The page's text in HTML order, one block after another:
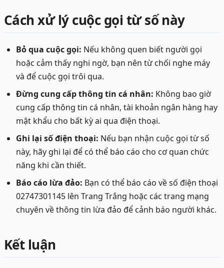
Cách xử lý cuộc gọi từ số này
Bỏ qua cuộc gọi: Nếu không quen biết người gọi
hoặc cảm thấy nghi ngờ, bạn nên từ chối nghe máy
và để cuộc gọi trôi qua.
Đừng cung cấp thông tin cá nhân: Không bao giờ
cung cấp thông tin cá nhân, tài khoản ngân hàng hay
mật khẩu cho bất kỳ ai qua điện thoại.
Ghi lại số điện thoại: Nếu bạn nhận cuộc gọi từ số
này, hãy ghi lại để có thể báo cáo cho cơ quan chức
năng khi cần thiết.
Báo cáo lừa đảo: Bạn có thể báo cáo về số điện thoại
02747301145 lên Trang Trắng hoặc các trang mạng
chuyên về thông tin lừa đảo để cảnh báo người khác.
Kết luận